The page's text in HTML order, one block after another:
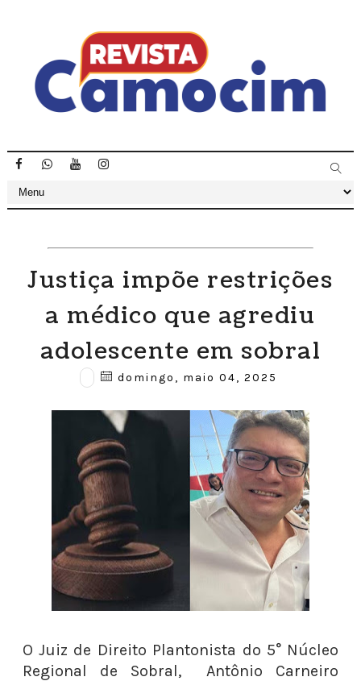
Justiça impõe restrições
a médico que agrediu
adolescente em sobral
domingo, maio 04, 2025
O Juiz de Direito Plantonista do 5° Núcleo
Regional de Sobral, Antônio Carneiro